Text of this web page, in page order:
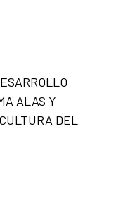
ALAS Y
DEL